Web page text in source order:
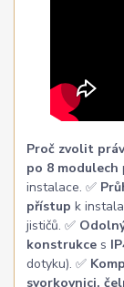
Proč zvolit
po 8 modulech
instalace. ✅
přístup k
jističů. ✅
konstrukce s
dotyku). ✅
svorkovnici,